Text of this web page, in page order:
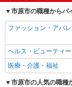
市原市の職種からバ
ファッション・アパ
ヘルス・ビューティー
医療・介護・福祉
市原市の人気の職種